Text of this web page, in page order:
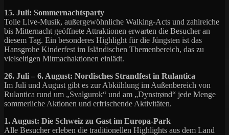
15. Juli: Sommernachtsparty
Tolle Live-Musik, außergewöhnliche Walking-Acts und zahlreiche
bis Mitternacht geöffnete Attraktionen erwarten die Besucher an
diesem Tag. Ein besonderes Highlight für die Jüngsten ist das
Hansgrohe Kinderfest im Isländischen Themenbereich, das zu
vielseitigen Mitmachaktionen einlädt.
26. Juli – 6. August: Nordisches Strandfest in Rulantica
Im Juli und August gibt es zur Abkühlung im Außenbereich von
Rulantica rund um „Svalgurok“ und am „Dynstrønd“ jede Menge
sommerliche Aktionen und erfrischende Aktivitäten.
1. August: Die Schweiz zu Gast im Europa-Park
Alle Besucher erleben die traditionellen Highlights aus dem Land